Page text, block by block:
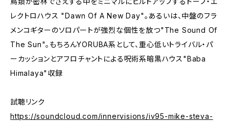
レクトロハウス "Dawn Of A New Day"。あるいは、中盤のフラ
メンコギターのソロパートが強烈な個性を放つ"The Sound Of
The Sun"。もちろんYORUBA系として、重心低いトライバル・パ
ーカッションとアフロチャントによる呪術系暗黒ハウス"Baba
Himalaya"収録
試聴リンク
https://soundcloud.com/innervisions/iv95-mike-steva-